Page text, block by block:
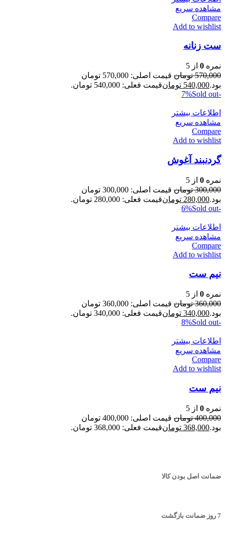
مشاهده سریع
Compare
Add to wishlist
ست زنانه
نمره 0 از 5
570,000 تومان
قیمت اصلی: 570,000 تومان
بود.540,000 تومانقیمت فعلی: 540,000 تومان.
-7%
Sold out
اطلاعات بیشتر
مشاهده سریع
Compare
Add to wishlist
گردنبند آغوش
نمره 0 از 5
300,000 تومان
قیمت اصلی: 300,000 تومان
بود.280,000 تومانقیمت فعلی: 280,000 تومان.
-6%
Sold out
اطلاعات بیشتر
مشاهده سریع
Compare
Add to wishlist
نیم ست
نمره 0 از 5
360,000 تومان
قیمت اصلی: 360,000 تومان
بود.340,000 تومانقیمت فعلی: 340,000 تومان.
-8%
Sold out
اطلاعات بیشتر
مشاهده سریع
Compare
Add to wishlist
نیم ست
نمره 0 از 5
400,000 تومان
قیمت اصلی: 400,000 تومان
بود.368,000 تومانقیمت فعلی: 368,000 تومان.
ضمانت اصل بودن کالا
7 روز ضمانت بازگشت